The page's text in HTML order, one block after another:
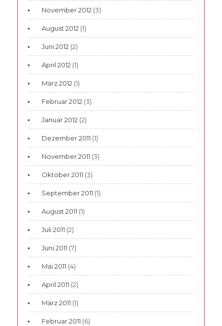
November 2012 (3)
August 2012 (1)
Juni 2012 (2)
April 2012 (1)
März 2012 (1)
Februar 2012 (3)
Januar 2012 (2)
Dezember 2011 (1)
November 2011 (3)
Oktober 2011 (3)
September 2011 (1)
August 2011 (1)
Juli 2011 (2)
Juni 2011 (7)
Mai 2011 (4)
April 2011 (2)
März 2011 (1)
Februar 2011 (6)